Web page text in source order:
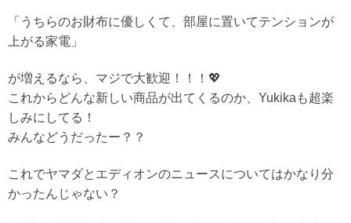
「うちらのお財布に優しくて、部屋に置いてテンションが
上がる家電」
が増えるなら、マジで大歓迎！！！💖
これからどんな新しい商品が出てくるのか、Yukikaも超楽
しみにしてる！
みんなどうだったー？？
これでヤマダとエディオンのニュースについてはかなり分
かったんじゃない？